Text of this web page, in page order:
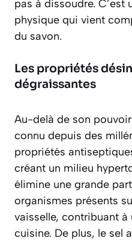
pas à dissoudre.
physique qui vient
du savon.
Les propriétés
dégraissantes
Au-delà de son
connu depuis des
propriétés
créant un milieu
élimine une grande
organismes présents
vaisselle, contribuant à
cuisine. De plus, le sel